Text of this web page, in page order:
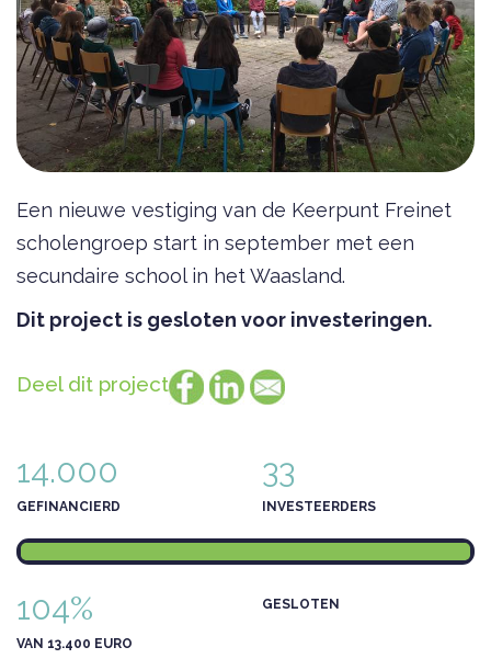
Een nieuwe vestiging van de Keerpunt Freinet
scholengroep start in september met een
secundaire school in het Waasland.
Dit project is gesloten voor investeringen.
Deel dit project
14.000
GEFINANCIERD
33
INVESTEERDERS
104%
VAN 13.400 EURO
GESLOTEN